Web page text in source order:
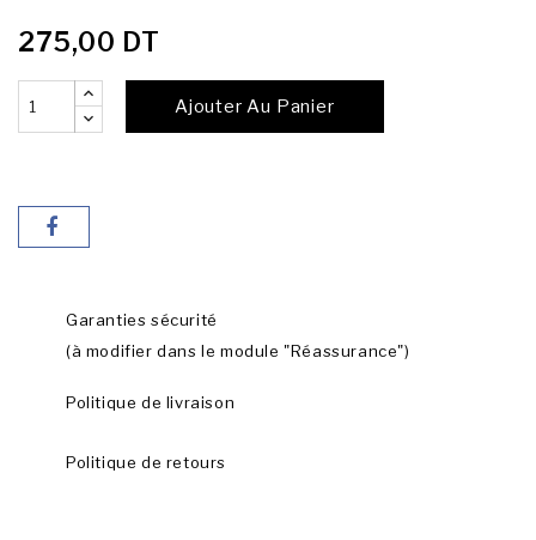
275,00 DT
Ajouter Au Panier
Garanties sécurité
(à modifier dans le module "Réassurance")
Politique de livraison
Politique de retours